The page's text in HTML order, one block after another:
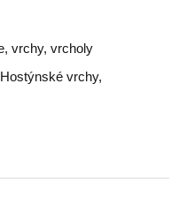
vrchy, vrcholy
Hostýnské vrchy,